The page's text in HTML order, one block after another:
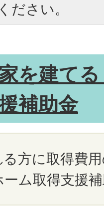
ださい。
を建て
補助金
方に取得費
ム取得支援